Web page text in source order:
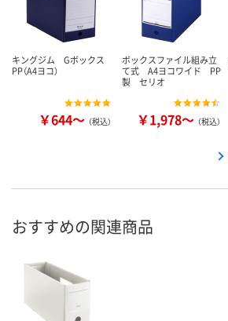
キングジム Gボックス
PP（A4ヨコ）
￥644～ （税込）
ボックスファイル組み立
て式 A4ヨコワイド PP
製 セリオ
￥1,978～ （税込）
おすすめの関連商品